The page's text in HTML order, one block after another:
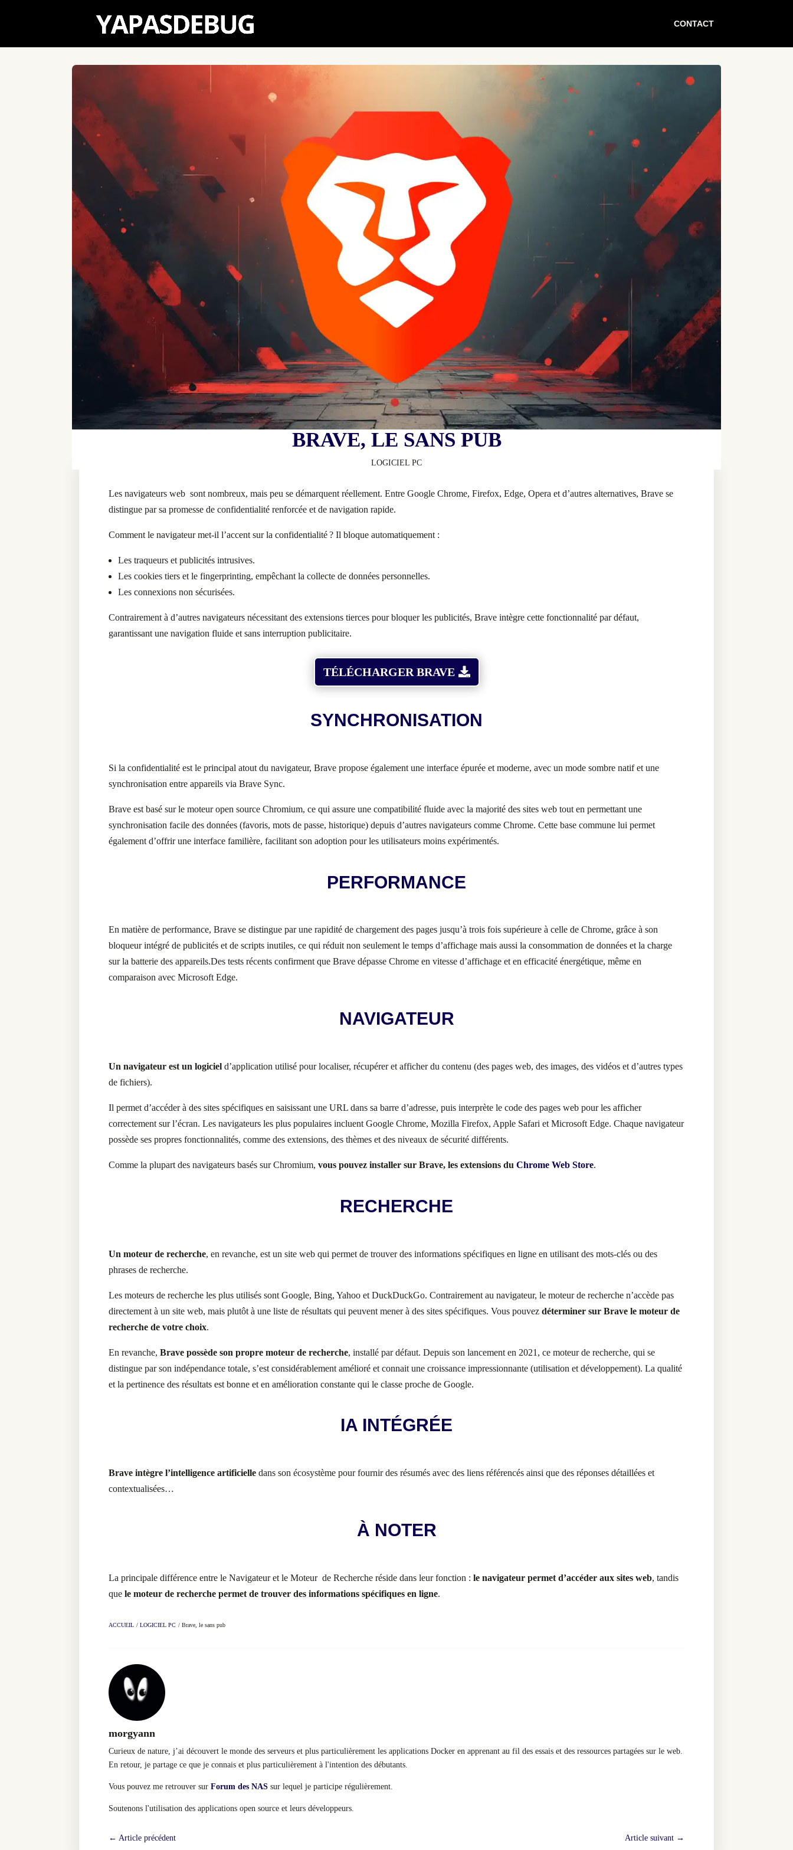
CONTACT
BRAVE, LE SANS PUB
LOGICIEL PC
Les navigateurs web sont nombreux, mais peu se démarquent réellement. Entre Google Chrome, Firefox, Edge, Opera et d’autres alternatives, Brave se
distingue par sa promesse de confidentialité renforcée et de navigation rapide.
Comment le navigateur met-il l’accent sur la confidentialité ? Il bloque automatiquement :
Les traqueurs et publicités intrusives.
Les cookies tiers et le fingerprinting, empêchant la collecte de données personnelles.
Les connexions non sécurisées.
Contrairement à d’autres navigateurs nécessitant des extensions tierces pour bloquer les publicités, Brave intègre cette fonctionnalité par défaut,
garantissant une navigation fluide et sans interruption publicitaire.
TÉLÉCHARGER BRAVE
SYNCHRONISATION
Si la confidentialité est le principal atout du navigateur, Brave propose également une interface épurée et moderne, avec un mode sombre natif et une
synchronisation entre appareils via Brave Sync.
Brave est basé sur le moteur open source Chromium, ce qui assure une compatibilité fluide avec la majorité des sites web tout en permettant une
synchronisation facile des données (favoris, mots de passe, historique) depuis d’autres navigateurs comme Chrome.Cette base commune lui permet
également d’offrir une interface familière, facilitant son adoption pour les utilisateurs moins expérimentés.
PERFORMANCE
En matière de performance, Brave se distingue par une rapidité de chargement des pages jusqu’à trois fois supérieure à celle de Chrome, grâce à son
bloqueur intégré de publicités et de scripts inutiles, ce qui réduit non seulement le temps d’affichage mais aussi la consommation de données et la charge
sur la batterie des appareils.Des tests récents confirment que Brave dépasse Chrome en vitesse d’affichage et en efficacité énergétique, même en
comparaison avec Microsoft Edge.
NAVIGATEUR
Un navigateur est un logiciel d’application utilisé pour localiser, récupérer et afficher du contenu (des pages web, des images, des vidéos et d’autres types
de fichiers).
Il permet d’accéder à des sites spécifiques en saisissant une URL dans sa barre d’adresse, puis interprète le code des pages web pour les afficher
correctement sur l’écran. Les navigateurs les plus populaires incluent Google Chrome, Mozilla Firefox, Apple Safari et Microsoft Edge. Chaque navigateur
possède ses propres fonctionnalités, comme des extensions, des thèmes et des niveaux de sécurité différents.
Comme la plupart des navigateurs basés sur Chromium,vous pouvez installer sur Brave, les extensions du Chrome Web Store.
RECHERCHE
Un moteur de recherche, en revanche, est un site web qui permet de trouver des informations spécifiques en ligne en utilisant des mots-clés ou des
phrases de recherche.
Les moteurs de recherche les plus utilisés sont Google, Bing, Yahoo et DuckDuckGo. Contrairement au navigateur, le moteur de recherche n’accède pas
directement à un site web, mais plutôt à une liste de résultats qui peuvent mener à des sites spécifiques.Vous pouvezdéterminer sur Brave le moteur de
recherche de votre choix.
En revanche,Brave possède son propre moteur de recherche, installé par défaut. Depuis son lancement en 2021, ce moteur de recherche, qui se
distingue par son indépendance totale, s’est considérablement amélioré et connait une croissance impressionnante (utilisation et développement). La qualité
et la pertinence des résultats est bonne et en amélioration constante qui le classe proche de Google.
IA INTÉGRÉE
Brave intègre l’intelligence artificielle dans son écosystème pour fournir des résumés avec des liens référencés ainsi que des réponses détaillées et
contextualisées…
À NOTER
La principale différence entre le Navigateur et le Moteur de Recherche réside dans leur fonction :le navigateur permet d’accéder aux sites web, tandis
que le moteur de recherche permet de trouver des informations spécifiques en ligne.
ACCUEIL / LOGICIEL PC / Brave, le sans pub
morgyann
Curieux de nature, j’ai découvert le monde des serveurs et plus particulièrement les applications Docker en apprenant au fil des essais et des ressources partagées sur le web.
En retour, je partage ce que je connais et plus particulièrement à l'intention des débutants.
Vous pouvez me retrouver surForum des NAS sur lequel je participe régulièrement.
Soutenons l'utilisation des applications open source et leurs développeurs.
←Article précédent Article suivant→